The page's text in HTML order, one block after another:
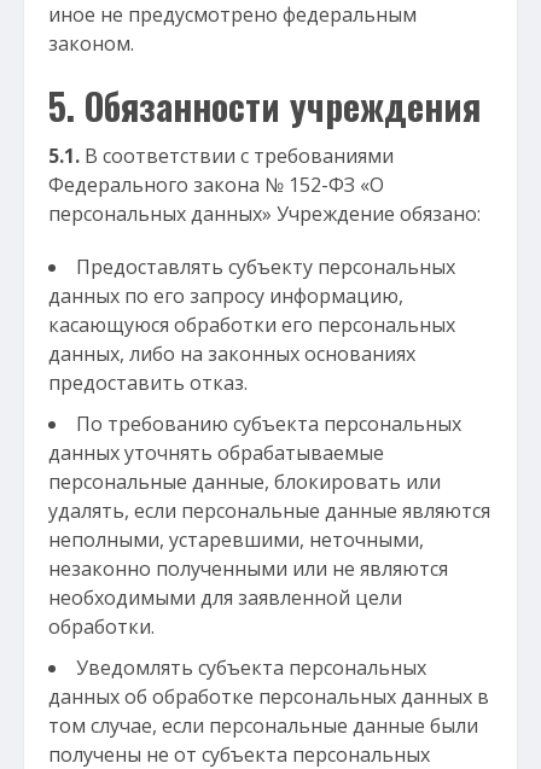
иное не предусмотрено федеральным
законом.
5. Обязанности учреждения
5.1. В соответствии с требованиями
Федерального закона № 152-ФЗ «О
персональных данных» Учреждение обязано:
Предоставлять субъекту персональных
данных по его запросу информацию,
касающуюся обработки его персональных
данных, либо на законных основаниях
предоставить отказ.
По требованию субъекта персональных
данных уточнять обрабатываемые
персональные данные, блокировать или
удалять, если персональные данные являются
неполными, устаревшими, неточными,
незаконно полученными или не являются
необходимыми для заявленной цели
обработки.
Уведомлять субъекта персональных
данных об обработке персональных данных в
том случае, если персональные данные были
получены не от субъекта персональных